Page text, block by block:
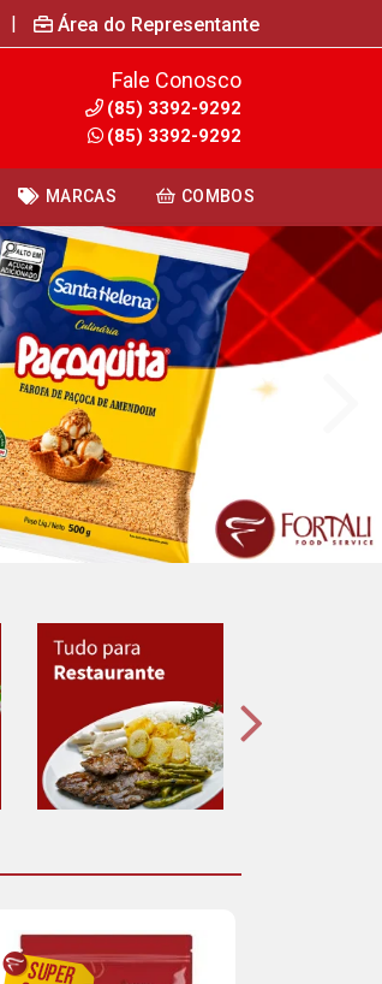
| Área do Representante
Fale Conosco
(85) 3392-9292
(85) 3392-9292
MARCAS COMBOS